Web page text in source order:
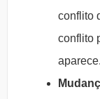
conflito
conflito
aparece.